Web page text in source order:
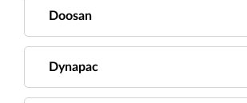
Doosan
Dynapac